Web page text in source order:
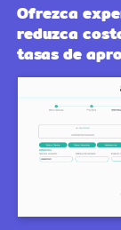
Ofrezca
reduzca
tasas de